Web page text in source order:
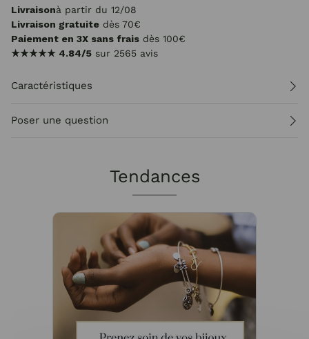
Livraisonà partir du 12/08
Livraison gratuite dès 70€
Paiement en 3X sans frais dès 100€
★★★★★ 4.84/5 sur 2565 avis
Caractéristiques
Poser une question
Tendances